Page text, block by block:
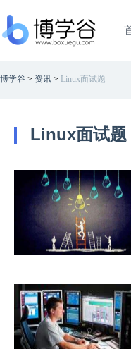
博学谷 > 资讯 > Linux面试题
Linux面试题